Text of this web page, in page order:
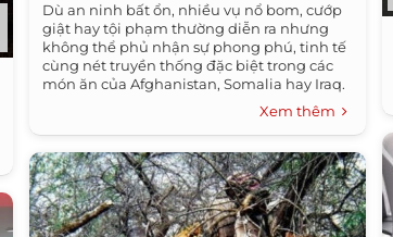
Dù an ninh bất ổn, nhiều vụ nổ bom, cướp
giật hay tội phạm thường diễn ra nhưng
không thể phủ nhận sự phong phú, tinh tế
cùng nét truyền thống đặc biệt trong các
món ăn của Afghanistan, Somalia hay Iraq.
Xem thêm